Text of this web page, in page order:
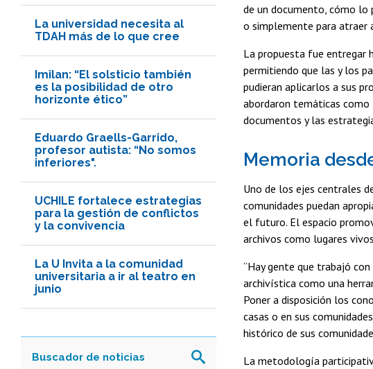
La universidad necesita al
TDAH más de lo que cree
Imilan: “El solsticio también
es la posibilidad de otro
horizonte ético”
Eduardo Graells-Garrido,
profesor autista: “No somos
inferiores".
UCHILE fortalece estrategias
para la gestión de conflictos
y la convivencia
La U Invita a la comunidad
universitaria a ir al teatro en
junio
de un documento, cómo lo
o simplemente para atraer
La propuesta fue entregar
permitiendo que las y los
pudieran aplicarlos a sus
abordaron temáticas como
documentos y las
Memoria
Uno de los ejes centrales
comunidades puedan
el futuro. El espacio
archivos como lugares
“Hay gente que trabajó
archivística como una
Poner a disposición los
casas o en sus
histórico de sus
La metodología